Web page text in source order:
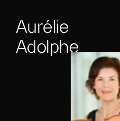
Aurélie
Adolphe